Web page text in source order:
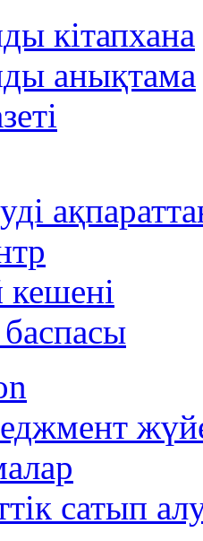
кітапхана
анықтама
сатып